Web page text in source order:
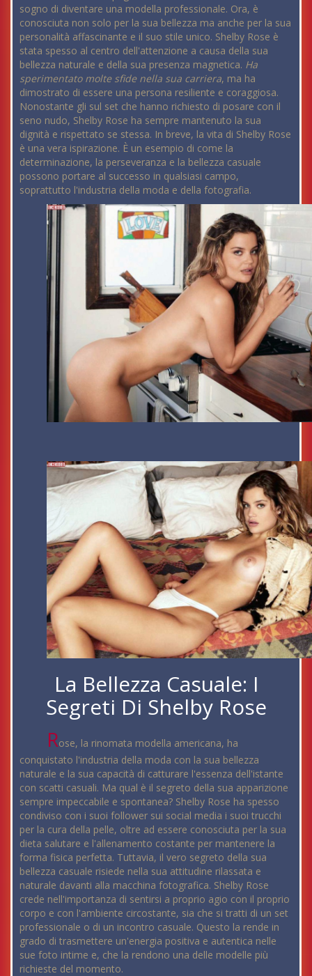
sogno di diventare una modella professionale. Ora, è
conosciuta non solo per la sua bellezza ma anche per la sua
personalità affascinante e il suo stile unico. Shelby Rose è
stata spesso al centro dell'attenzione a causa della sua
bellezza naturale e della sua presenza magnetica. Ha
sperimentato molte sfide nella sua carriera, ma ha
dimostrato di essere una persona resiliente e coraggiosa.
Nonostante gli sul set che hanno richiesto di posare con il
seno nudo, Shelby Rose ha sempre mantenuto la sua
dignità e rispettato se stessa. In breve, la vita di Shelby Rose
è una vera ispirazione. È un esempio di come la
determinazione, la perseveranza e la bellezza casuale
possono portare al successo in qualsiasi campo,
soprattutto l'industria della moda e della fotografia.
La Bellezza Casuale: I
Segreti Di Shelby Rose
Rose, la rinomata modella americana, ha
conquistato l'industria della moda con la sua bellezza
naturale e la sua capacità di catturare l'essenza dell'istante
con scatti casuali. Ma qual è il segreto della sua apparizione
sempre impeccabile e spontanea? Shelby Rose ha spesso
condiviso con i suoi follower sui social media i suoi trucchi
per la cura della pelle, oltre ad essere conosciuta per la sua
dieta salutare e l'allenamento costante per mantenere la
forma fisica perfetta. Tuttavia, il vero segreto della sua
bellezza casuale risiede nella sua attitudine rilassata e
naturale davanti alla macchina fotografica. Shelby Rose
crede nell'importanza di sentirsi a proprio agio con il proprio
corpo e con l'ambiente circostante, sia che si tratti di un set
professionale o di un incontro casuale. Questo la rende in
grado di trasmettere un'energia positiva e autentica nelle
sue foto intime e, che la rendono una delle modelle più
richieste del momento.